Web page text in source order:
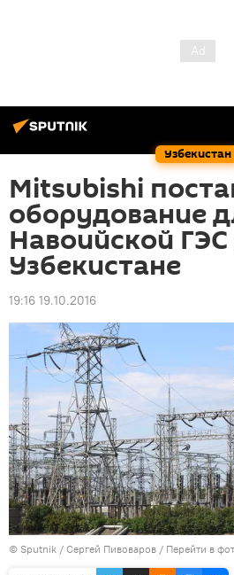
Узбекистан
Mitsubishi
оборудование
Навоийской ГЭС
Узбекистане
19:16 19.10.2016
© Sputnik / Сергей Пивоваров / Перейти в